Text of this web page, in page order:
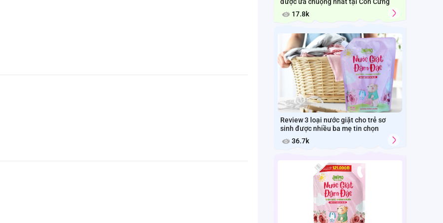
17.8k
Review 3 loại nước giặt cho trẻ sơ
sinh được nhiều ba mẹ tin chọn
36.7k